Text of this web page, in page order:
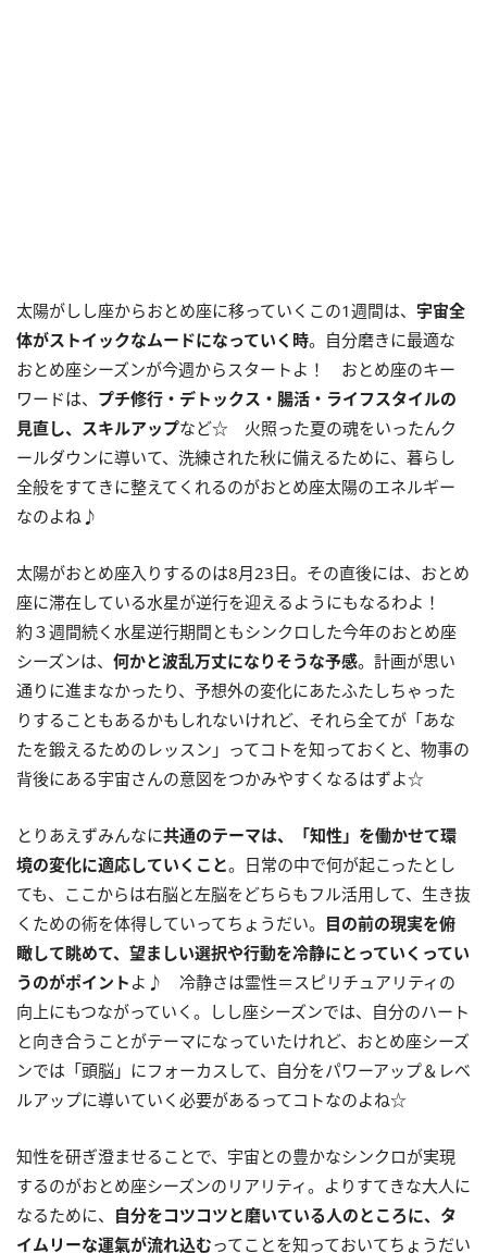
太陽がしし座からおとめ座に移っていくこの1週間は、 宇宙全
体がストイックなムードになっていく時。自分磨きに最適な
おとめ座シーズンが今週からスタートよ！ おとめ座のキー
ワードは、 プチ修行・デトックス・腸活・ライフスタイルの
見直し、スキルアップなど☆ 火照った夏の魂をいったんク
ールダウンに導いて、洗練された秋に備えるために、暮らし
全般をすてきに整えてくれるのがおとめ座太陽のエネルギー
なのよね♪
太陽がおとめ座入りするのは8月23日。その直後には、おとめ
座に滞在している水星が逆行を迎えるようにもなるわよ！
約３週間続く水星逆行期間ともシンクロした今年のおとめ座
シーズンは、 何かと波乱万丈になりそうな予感。計画が思い
通りに進まなかったり、予想外の変化にあたふたしちゃった
りすることもあるかもしれないけれど、それら全てが「あな
たを鍛えるためのレッスン」ってコトを知っておくと、物事の
背後にある宇宙さんの意図をつかみやすくなるはずよ☆
とりあえずみんなに共通のテーマは、「知性」を働かせて環
境の変化に適応していくこと。日常の中で何が起こったとし
ても、ここからは右脳と左脳をどちらもフル活用して、生き抜
くための術を体得していってちょうだい。 目の前の現実を俯
瞰して眺めて、望ましい選択や行動を冷静にとっていくってい
うのがポイント よ♪ 冷静さは霊性＝スピリチュアリティの
向上にもつながっていく。しし座シーズンでは、自分のハート
と向き合うことがテーマになっていたけれど、おとめ座シーズ
ンでは「頭脳」にフォーカスして、自分をパワーアップ＆レベ
ルアップに導いていく必要があるってコトなのよね☆
知性を研ぎ澄ませることで、宇宙との豊かなシンクロが実現
するのがおとめ座シーズンのリアリティ。よりすてきな大人に
なるために、 自分をコツコツと磨いている人のところに、タ
イムリーな運氣が流れ込むってことを知っておいてちょうだい